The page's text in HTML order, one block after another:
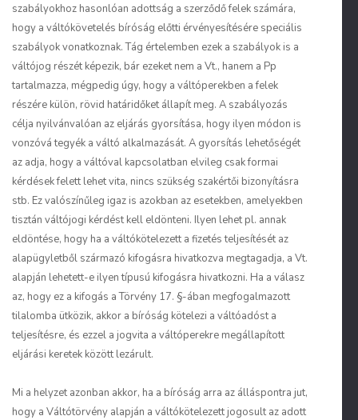
szabályokhoz hasonlóan adottság a szerződő felek számára,
hogy a váltókövetelés bíróság előtti érvényesítésére speciális
szabályok vonatkoznak. Tág értelemben ezek a szabályok is a
váltójog részét képezik, bár ezeket nem a Vt., hanem a Pp
tartalmazza, mégpedig úgy, hogy a váltóperekben a felek
részére külön, rövid határidőket állapít meg. A szabályozás
célja nyilvánvalóan az eljárás gyorsítása, hogy ilyen módon is
vonzóvá tegyék a váltó alkalmazását. A gyorsítás lehetőségét
az adja, hogy a váltóval kapcsolatban elvileg csak formai
kérdések felett lehet vita, nincs szükség szakértői bizonyításra
stb. Ez valószínűleg igaz is azokban az esetekben, amelyekben
tisztán váltójogi kérdést kell eldönteni. Ilyen lehet pl. annak
eldöntése, hogy ha a váltókötelezett a fizetés teljesítését az
alapügyletből származó kifogásra hivatkozva megtagadja, a Vt.
alapján lehetett-e ilyen típusú kifogásra hivatkozni. Ha a válasz
az, hogy ez a kifogás a Törvény 17. §-ában megfogalmazott
tilalomba ütközik, akkor a bíróság kötelezi a váltóadóst a
teljesítésre, és ezzel a jogvita a váltóperekre megállapított
eljárási keretek között lezárult.
Mi a helyzet azonban akkor, ha a bíróság arra az álláspontra jut,
hogy a Váltótörvény alapján a váltókötelezett jogosult az adott